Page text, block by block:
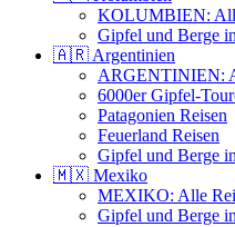
KOLUMBIEN:
Gipfel und Berge
🇦🇷 Argentinien
ARGENTINIEN:
6000er Gipfel-
Patagonien Reisen
Feuerland Reisen
Gipfel und Berge
🇲🇽 Mexiko
MEXIKO: Alle
Gipfel und Berge